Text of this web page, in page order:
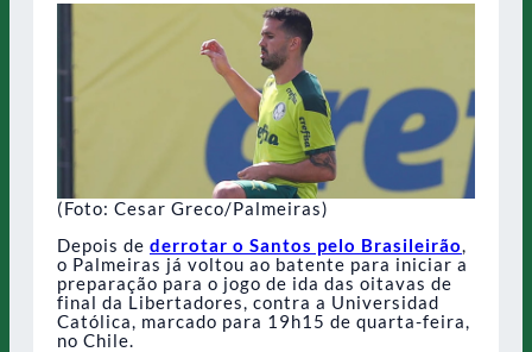
(Foto: Cesar Greco/Palmeiras)
Depois de derrotar o Santos pelo Brasileirão,
o Palmeiras já voltou ao batente para iniciar a
preparação para o jogo de ida das oitavas de
final da Libertadores, contra a Universidad
Católica, marcado para 19h15 de quarta-feira,
no Chile.